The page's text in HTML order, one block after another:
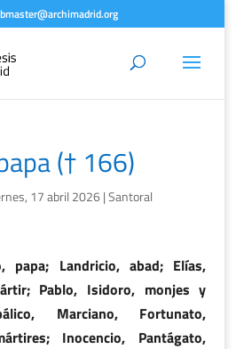
(† 166)
17 abril 2026|Santoral
papa; Landricio, abad; Elías,
Pablo, Isidoro, monjes y
Marciano, Fortunato,
Inocencio, Pantágato,